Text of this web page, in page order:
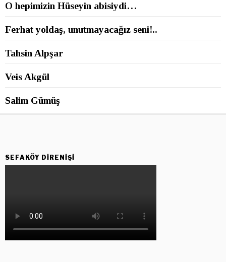
O hepimizin Hüseyin abisiydi…
Ferhat yoldaş, unutmayacağız seni!..
Tahsin Alpşar
Veis Akgül
Salim Gümüş
SEFAKÖY DIRENIŞI